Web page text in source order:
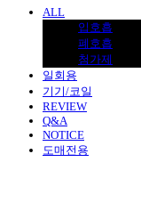
ALL
입호흡
폐호흡
첨가제
일회용
기기/코일
REVIEW
Q&A
NOTICE
도매전용